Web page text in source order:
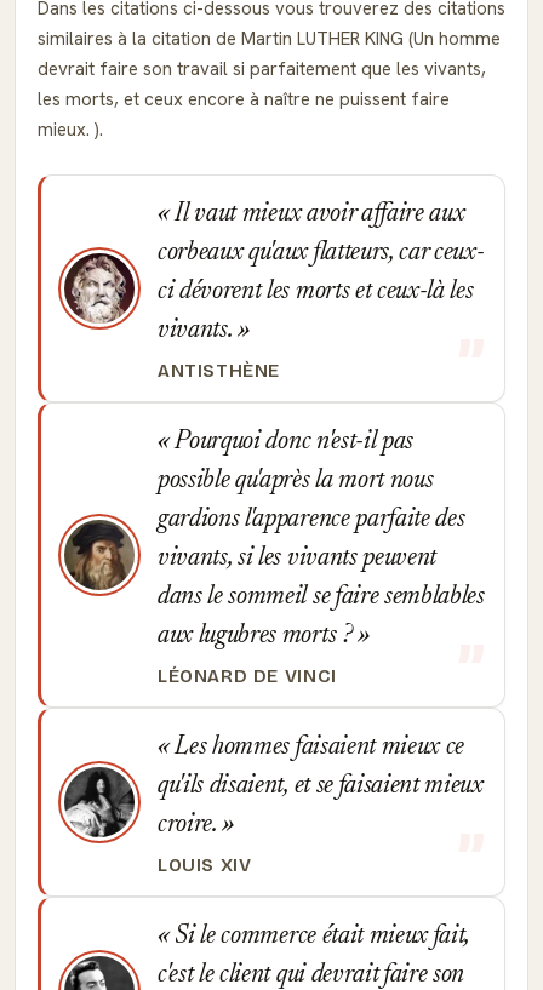
Dans les citations ci-dessous vous trouverez des citations
similaires à la citation de Martin LUTHER KING (Un homme
devrait faire son travail si parfaitement que les vivants,
les morts, et ceux encore à naître ne puissent faire
mieux. ).
Il vaut mieux avoir affaire aux
corbeaux qu'aux flatteurs, car ceux-
ci dévorent les morts et ceux-là les
vivants.
ANTISTHÈNE
Pourquoi donc n'est-il pas
possible qu'après la mort nous
gardions l'apparence parfaite des
vivants, si les vivants peuvent
dans le sommeil se faire semblables
aux lugubres morts ?
LÉONARD DE VINCI
Les hommes faisaient mieux ce
qu'ils disaient, et se faisaient mieux
croire.
LOUIS XIV
Si le commerce était mieux fait,
c'est le client qui devrait faire son